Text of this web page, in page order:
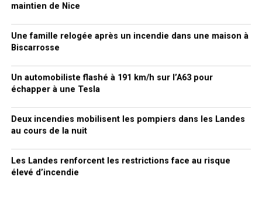
maintien de Nice
Une famille relogée après un incendie dans une maison à
Biscarrosse
Un automobiliste flashé à 191 km/h sur l’A63 pour
échapper à une Tesla
Deux incendies mobilisent les pompiers dans les Landes
au cours de la nuit
Les Landes renforcent les restrictions face au risque
élevé d’incendie